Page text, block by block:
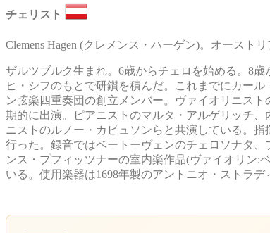
チェリスト
Clemens Hagen (クレメンス・ハーゲン)。オースト
ザルツブルク生まれ。6歳からチェロを始める。8
ヒ・シフのもとで研鑚を積んだ。これまでにカー
ン弦楽四重奏団の創立メンバー。ヴァイオリニス
期的に出演。ピアニストのマルタ・アルゲリッチ
ニストのルノー・カピュソンらと共演している。
行った。録音ではベートーヴェンのチェロソナタ
ンス・プフィッツナーの室内楽作品(ヴァイオリン:
いる。使用楽器は1698年製のアントニオ・ストラデ